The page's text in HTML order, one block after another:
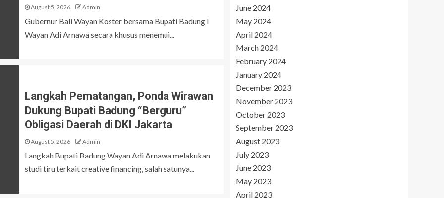
August 5, 2026 Admin
Gubernur Bali Wayan Koster bersama Bupati Badung I
Wayan Adi Arnawa secara khusus menemui...
Langkah Pematangan, Ponda Wirawan
Dukung Bupati Badung “Berguru”
Obligasi Daerah di DKI Jakarta
August 5, 2026 Admin
Langkah Bupati Badung Wayan Adi Arnawa melakukan
studi tiru terkait creative financing, salah satunya...
June 2024
May 2024
April 2024
March 2024
February 2024
January 2024
December 2023
November 2023
October 2023
September 2023
August 2023
July 2023
June 2023
May 2023
April 2023